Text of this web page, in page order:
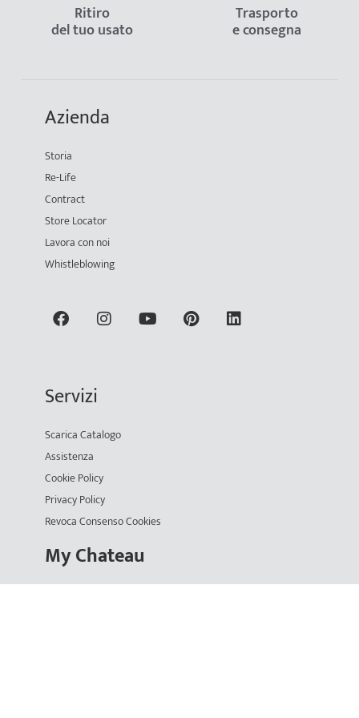
Ritiro
del tuo usato
Trasporto
e consegna
Azienda
Storia
Re-Life
Contract
Store Locator
Lavora con noi
Whistleblowing
Servizi
Scarica Catalogo
Assistenza
Cookie Policy
Privacy Policy
Revoca Consenso Cookies
My Chateau